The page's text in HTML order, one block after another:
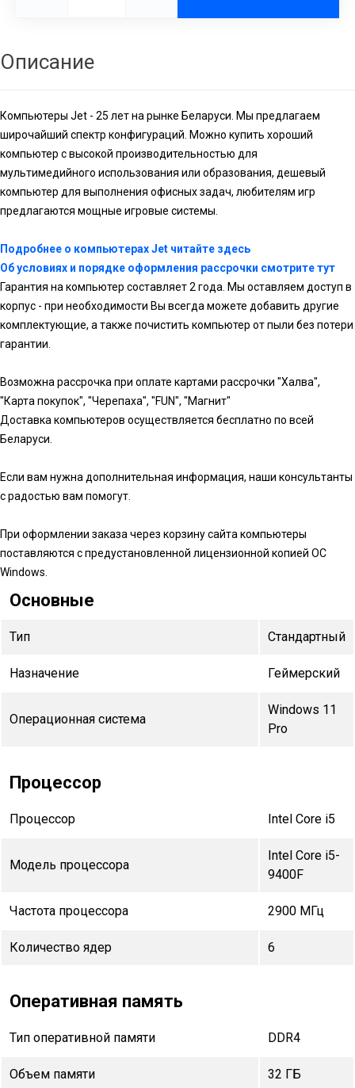
Описание
Компьютеры Jet - 25 лет на рынке Беларуси. Мы предлагаем
широчайший спектр конфигураций. Можно купить хороший
компьютер с высокой производительностью для
мультимедийного использования или образования, дешевый
компьютер для выполнения офисных задач, любителям игр
предлагаются мощные игровые системы.
Подробнее о компьютерах Jet читайте здесь
Об условиях и порядке оформления рассрочки смотрите тут
Гарантия на компьютер составляет 2 года. Мы оставляем доступ в
корпус - при необходимости Вы всегда можете добавить другие
комплектующие, а также почистить компьютер от пыли без потери
гарантии.
Возможна рассрочка при оплате картами рассрочки "Халва",
"Карта покупок", "Черепаха", "FUN", "Магнит"
Доставка компьютеров осуществляется бесплатно по всей
Беларуси.
Если вам нужна дополнительная информация, наши консультанты
с радостью вам помогут.
При оформлении заказа через корзину сайта компьютеры
поставляются с предустановленной лицензионной копией ОС
Windows.
Основные
Тип Стандартный
Назначение Геймерский
Операционная система
Windows 11
Pro
Процессор
Процессор Intel Core i5
Модель процессора
Intel Core i5-
9400F
Частота процессора 2900 МГц
Количество ядер 6
Оперативная память
Тип оперативной памяти DDR4
Объем памяти 32 ГБ